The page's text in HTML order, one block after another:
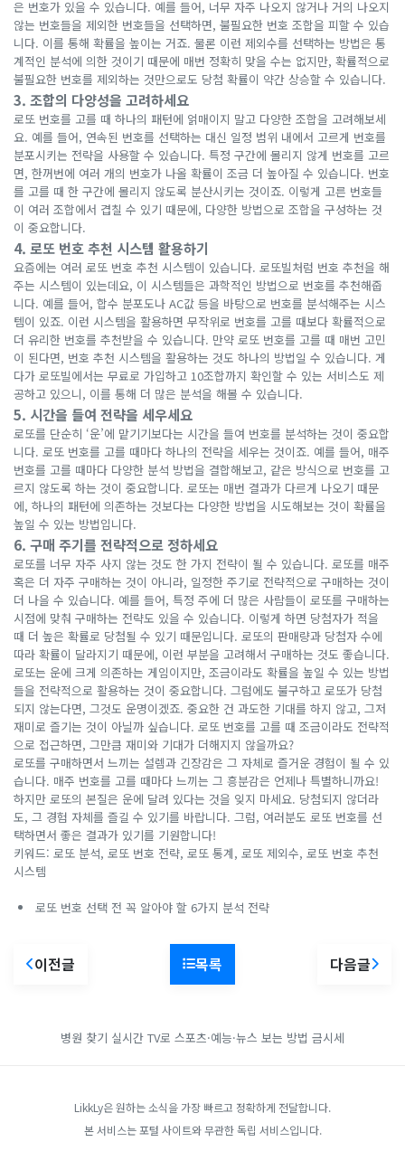
은 번호가 있을 수 있습니다. 예를 들어, 너무 자주 나오지 않거나 거의 나오지
않는 번호들을 제외한 번호들을 선택하면, 불필요한 번호 조합을 피할 수 있습
니다. 이를 통해 확률을 높이는 거죠. 물론 이런 제외수를 선택하는 방법은 통
계적인 분석에 의한 것이기 때문에 매번 정확히 맞을 수는 없지만, 확률적으로
불필요한 번호를 제외하는 것만으로도 당첨 확률이 약간 상승할 수 있습니다.
3. 조합의 다양성을 고려하세요
로또 번호를 고를 때 하나의 패턴에 얽매이지 말고 다양한 조합을 고려해보세
요. 예를 들어, 연속된 번호를 선택하는 대신 일정 범위 내에서 고르게 번호를
분포시키는 전략을 사용할 수 있습니다. 특정 구간에 몰리지 않게 번호를 고르
면, 한꺼번에 여러 개의 번호가 나올 확률이 조금 더 높아질 수 있습니다. 번호
를 고를 때 한 구간에 몰리지 않도록 분산시키는 것이죠. 이렇게 고른 번호들
이 여러 조합에서 겹칠 수 있기 때문에, 다양한 방법으로 조합을 구성하는 것
이 중요합니다.
4. 로또 번호 추천 시스템 활용하기
요즘에는 여러 로또 번호 추천 시스템이 있습니다. 로또빌처럼 번호 추천을 해
주는 시스템이 있는데요, 이 시스템들은 과학적인 방법으로 번호를 추천해줍
니다. 예를 들어, 합수 분포도나 AC값 등을 바탕으로 번호를 분석해주는 시스
템이 있죠. 이런 시스템을 활용하면 무작위로 번호를 고를 때보다 확률적으로
더 유리한 번호를 추천받을 수 있습니다. 만약 로또 번호를 고를 때 매번 고민
이 된다면, 번호 추천 시스템을 활용하는 것도 하나의 방법일 수 있습니다. 게
다가 로또빌에서는 무료로 가입하고 10조합까지 확인할 수 있는 서비스도 제
공하고 있으니, 이를 통해 더 많은 분석을 해볼 수 있습니다.
5. 시간을 들여 전략을 세우세요
로또를 단순히 ‘운’에 맡기기보다는 시간을 들여 번호를 분석하는 것이 중요합
니다. 로또 번호를 고를 때마다 하나의 전략을 세우는 것이죠. 예를 들어, 매주
번호를 고를 때마다 다양한 분석 방법을 결합해보고, 같은 방식으로 번호를 고
르지 않도록 하는 것이 중요합니다. 로또는 매번 결과가 다르게 나오기 때문
에, 하나의 패턴에 의존하는 것보다는 다양한 방법을 시도해보는 것이 확률을
높일 수 있는 방법입니다.
6. 구매 주기를 전략적으로 정하세요
로또를 너무 자주 사지 않는 것도 한 가지 전략이 될 수 있습니다. 로또를 매주
혹은 더 자주 구매하는 것이 아니라, 일정한 주기로 전략적으로 구매하는 것이
더 나을 수 있습니다. 예를 들어, 특정 주에 더 많은 사람들이 로또를 구매하는
시점에 맞춰 구매하는 전략도 있을 수 있습니다. 이렇게 하면 당첨자가 적을
때 더 높은 확률로 당첨될 수 있기 때문입니다. 로또의 판매량과 당첨자 수에
따라 확률이 달라지기 때문에, 이런 부분을 고려해서 구매하는 것도 좋습니다.
로또는 운에 크게 의존하는 게임이지만, 조금이라도 확률을 높일 수 있는 방법
들을 전략적으로 활용하는 것이 중요합니다. 그럼에도 불구하고 로또가 당첨
되지 않는다면, 그것도 운명이겠죠. 중요한 건 과도한 기대를 하지 않고, 그저
재미로 즐기는 것이 아닐까 싶습니다. 로또 번호를 고를 때 조금이라도 전략적
으로 접근하면, 그만큼 재미와 기대가 더해지지 않을까요?
로또를 구매하면서 느끼는 설렘과 긴장감은 그 자체로 즐거운 경험이 될 수 있
습니다. 매주 번호를 고를 때마다 느끼는 그 흥분감은 언제나 특별하니까요!
하지만 로또의 본질은 운에 달려 있다는 것을 잊지 마세요. 당첨되지 않더라
도, 그 경험 자체를 즐길 수 있기를 바랍니다. 그럼, 여러분도 로또 번호를 선
택하면서 좋은 결과가 있기를 기원합니다!
키워드: 로또 분석, 로또 번호 전략, 로또 통계, 로또 제외수, 로또 번호 추천
시스템
로또 번호 선택 전 꼭 알아야 할 6가지 분석 전략
이전글 목록 다음글
병원 찾기 실시간 TV로 스포츠·예능·뉴스 보는 방법 금시세
LikkLy은 원하는 소식을 가장 빠르고 정확하게 전달합니다.
본 서비스는 포털 사이트와 무관한 독립 서비스입니다.